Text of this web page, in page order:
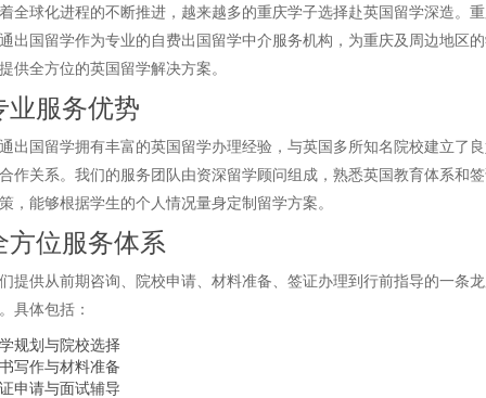
全球化进程的不断推进，越来越多的重庆学子选择赴英国留学深造。
出国留学作为专业的自费出国留学中介服务机构，为重庆及周边地区
供全方位的英国留学解决方案。
业服务优势
出国留学拥有丰富的英国留学办理经验，与英国多所知名院校建立了
作关系。我们的服务团队由资深留学顾问组成，熟悉英国教育体系和
，能够根据学生的个人情况量身定制留学方案。
方位服务体系
提供从前期咨询、院校申请、材料准备、签证办理到行前指导的一条
具体包括：
规划与院校选择
写作与材料准备
申请与面试辅导